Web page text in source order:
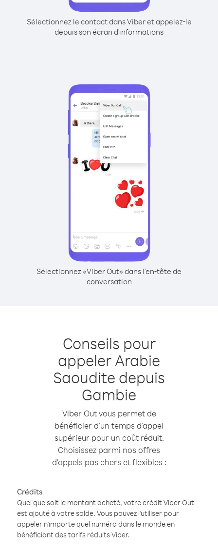
Sélectionnez le contact dans Viber et appelez-le
depuis son écran d'informations
Sélectionnez «Viber Out» dans l'en-tête de
conversation
Conseils pour
appeler Arabie
Saoudite depuis
Gambie
Viber Out vous permet de
bénéficier d'un temps d'appel
supérieur pour un coût réduit.
Choisissez parmi nos offres
d'appels pas chers et flexibles :
Crédits
Quel que soit le montant acheté, votre crédit Viber Out
est ajouté à votre solde. Vous pouvez l'utiliser pour
appeler n'importe quel numéro dans le monde en
bénéficiant des tarifs réduits Viber.